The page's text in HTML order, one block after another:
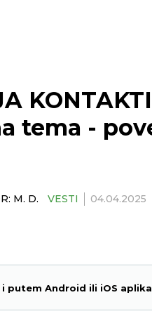
tema -
M. D. VESTI 04.04.2025
putem Android ili iOS